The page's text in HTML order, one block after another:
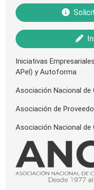
Iniciativas
APel) y Autoforma
Asociación Nacional de
Asociación de
Asociación Nacional